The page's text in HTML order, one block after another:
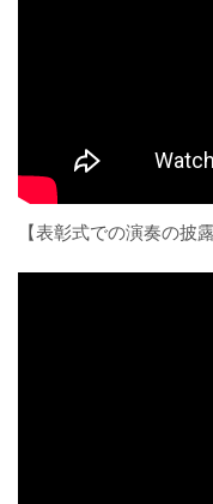
【表彰式での演奏の披露